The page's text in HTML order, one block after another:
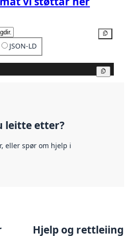
JSON-LD
leitte etter?
eller spør om hjelp i
Hjelp og rettleiing